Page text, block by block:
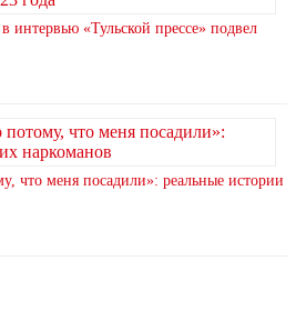
«Тульской прессе» подвел
что меня посадили»: реальные истории